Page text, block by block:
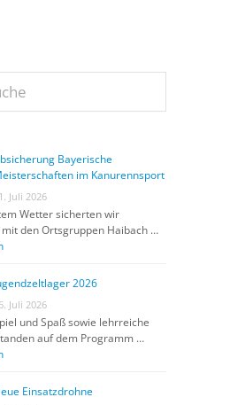
Bayerische
im Kanurennsport
Juli 2026
Wetter sicherten wir
den Ortsgruppen Haibach …
2026
Juli 2026
und Spaß sowie lehrreiche
auf dem Programm …
Einsatzdrohne